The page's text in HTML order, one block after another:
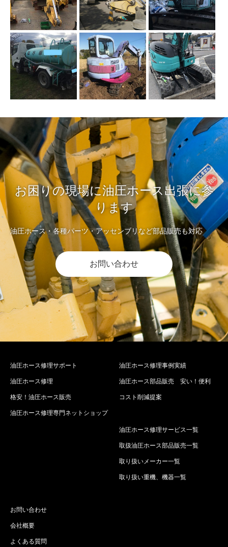
お困りの現場に油圧ホース出張に参
ります
油圧ホース・各種パーツ・アッセンブリなど部品販売も対応
お問い合わせ
油圧ホース修理サポート
油圧ホース修理
格安！油圧ホース販売
油圧ホース修理専門ネットショップ
油圧ホース修理事例実績
油圧ホース部品販売 安い！便利
コスト削減提案
油圧ホース修理サービス一覧
取扱油圧ホース部品販売一覧
取り扱いメーカー一覧
取り扱い重機、機器一覧
お問い合わせ
会社概要
よくある質問